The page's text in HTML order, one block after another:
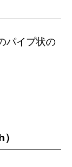
パイプ状の